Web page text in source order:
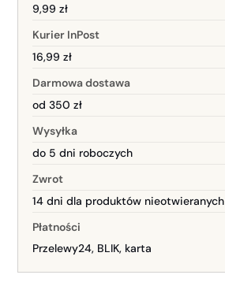
9,99 zł
Kurier InPost
16,99 zł
Darmowa dostawa
od 350 zł
Wysyłka
do 5 dni roboczych
Zwrot
14 dni dla produktów nieotwieranych
Płatności
Przelewy24, BLIK, karta